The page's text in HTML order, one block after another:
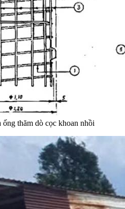
thăm dò cọc khoan nhồi